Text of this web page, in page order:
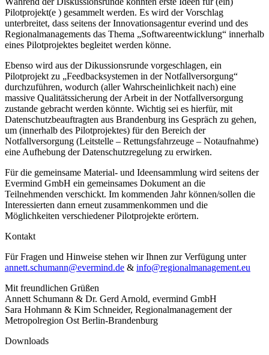
Pilotprojekt(e ) gesammelt werden. Es wird der Vorschlag
unterbreitet, dass seitens der Innovationsagentur everind und des
Regionalmanagements das Thema „Softwareentwicklung“ innerhalb
eines Pilotprojektes begleitet werden könne.
Ebenso wird aus der Dikussionsrunde vorgeschlagen, ein
Pilotprojekt zu „Feedbacksystemen in der Notfallversorgung“
durchzuführen, wodurch (aller Wahrscheinlichkeit nach) eine
massive Qualitätssicherung der Arbeit in der Notfallversorgung
zustande gebracht werden könnte. Wichtig sei es hierfür, mit
Datenschutzbeauftragten aus Brandenburg ins Gespräch zu gehen,
um (innerhalb des Pilotprojektes) für den Bereich der
Notfallversorgung (Leitstelle – Rettungsfahrzeuge – Notaufnahme)
eine Aufhebung der Datenschutzregelung zu erwirken.
Für die gemeinsame Material- und Ideensammlung wird seitens der
Evermind GmbH ein gemeinsames Dokument an die
Teilnehmenden verschickt. Im kommenden Jahr können/sollen die
Interessierten dann erneut zusammenkommen und die
Möglichkeiten verschiedener Pilotprojekte erörtern.
Kontakt
Für Fragen und Hinweise stehen wir Ihnen zur Verfügung unter
annett.schumann@evermind.de & info@regionalmanagement.eu
Mit freundlichen Grüßen
Annett Schumann & Dr. Gerd Arnold, evermind GmbH
Sara Hohmann & Kim Schneider, Regionalmanagement der
Metropolregion Ost Berlin-Brandenburg
Downloads